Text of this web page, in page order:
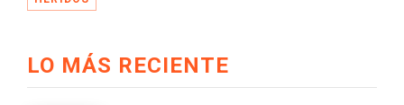
LO MÁS RECIENTE